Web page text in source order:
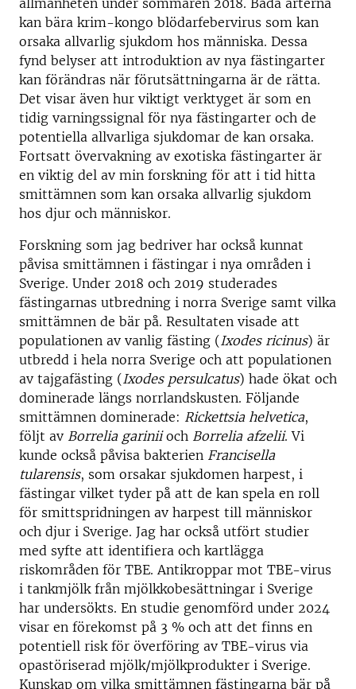
allmänheten under sommaren 2018. Båda arterna
kan bära krim-kongo blödarfebervirus som kan
orsaka allvarlig sjukdom hos människa. Dessa
fynd belyser att introduktion av nya fästingarter
kan förändras när förutsättningarna är de rätta.
Det visar även hur viktigt verktyget är som en
tidig varningssignal för nya fästingarter och de
potentiella allvarliga sjukdomar de kan orsaka.
Fortsatt övervakning av exotiska fästingarter är
en viktig del av min forskning för att i tid hitta
smittämnen som kan orsaka allvarlig sjukdom
hos djur och människor.
Forskning som jag bedriver har också kunnat
påvisa smittämnen i fästingar i nya områden i
Sverige. Under 2018 och 2019 studerades
fästingarnas utbredning i norra Sverige samt vilka
smittämnen de bär på. Resultaten visade att
populationen av vanlig fästing (Ixodes ricinus) är
utbredd i hela norra Sverige och att populationen
av tajgafästing (Ixodes persulcatus) hade ökat och
dominerade längs norrlandskusten. Följande
smittämnen dominerade: Rickettsia helvetica,
följt av Borrelia gariniioch Borrelia afzelii. Vi
kunde också påvisa bakterien Francisella
tularensis, som orsakar sjukdomen harpest, i
fästingar vilket tyder på att de kan spela en roll
för smittspridningen av harpest till människor
och djur i Sverige. Jag har också utfört studier
med syfte att identifiera och kartlägga
riskområden för TBE. Antikroppar mot TBE-virus
i tankmjölk från mjölkkobesättningar i Sverige
har undersökts. En studie genomförd under 2024
visar en förekomst på 3 % och att det finns en
potentiell risk för överföring av TBE-virus via
opastöriserad mjölk/mjölkprodukter i Sverige.
Kunskap om vilka smittämnen fästingarna bär på